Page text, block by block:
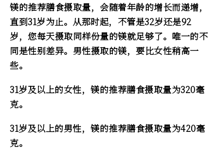
镁的推荐膳食摄取量，会随着年龄的增长而递增，
直到31岁为止。从那时起，不管是32岁还是92
岁，您每天摄取同样份量的镁就足够了。唯一的不
同是性别差异。男性摄取的镁，要比女性稍高一
些。
31岁及以上的女性，镁的推荐膳食摄取量为320毫
克。
31岁及以上的男性，镁的推荐膳食摄取量为420毫
克。